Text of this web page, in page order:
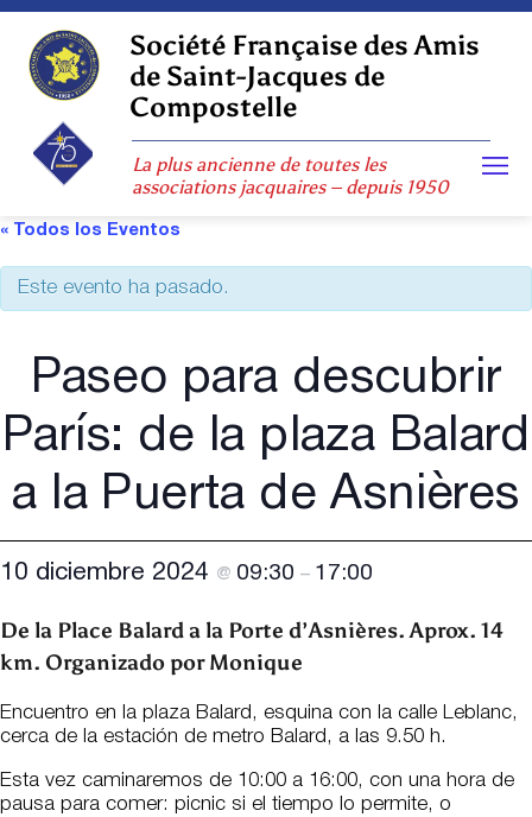
Skip
content
Société Française des Amis
de Saint-Jacques de
Compostelle
La plus ancienne de toutes les
associations jacquaires – depuis 1950
« Todos los Eventos
Este evento ha pasado.
Paseo para descubrir
París: de la plaza Balard
a la Puerta de Asnières
10 diciembre 2024 @ 09:30 – 17:00
De la Place Balard a la Porte d’Asnières. Aprox. 14
km. Organizado por Monique
Encuentro en la plaza Balard, esquina con la calle Leblanc,
cerca de la estación de metro Balard, a las 9.50 h.
Esta vez caminaremos de 10:00 a 16:00, con una hora de
pausa para comer: picnic si el tiempo lo permite, o